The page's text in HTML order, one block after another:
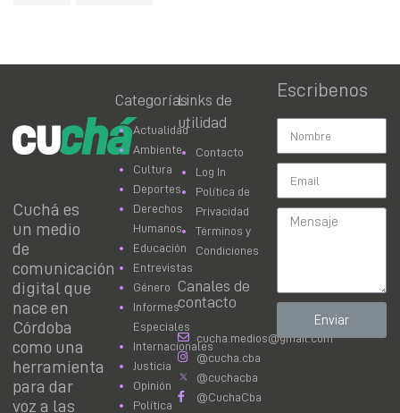
Cuchá es
un medio
de
comunicación
digital que
nace en
Córdoba
como una
herramienta
para dar
voz a las
Categorías
Actualidad
Ambiente
Cultura
Deportes
Derechos
Humanos
Educación
Entrevistas
Género
Informes
Especiales
Internacionales
Justicia
Opinión
Política
Links de
utilidad
Contacto
Log In
Política de
Privacidad
Términos y
Condiciones
Canales de
contacto
cucha.medios@gmail.com
@cucha.cba
@cuchacba
@CuchaCba
Escribenos
Enviar